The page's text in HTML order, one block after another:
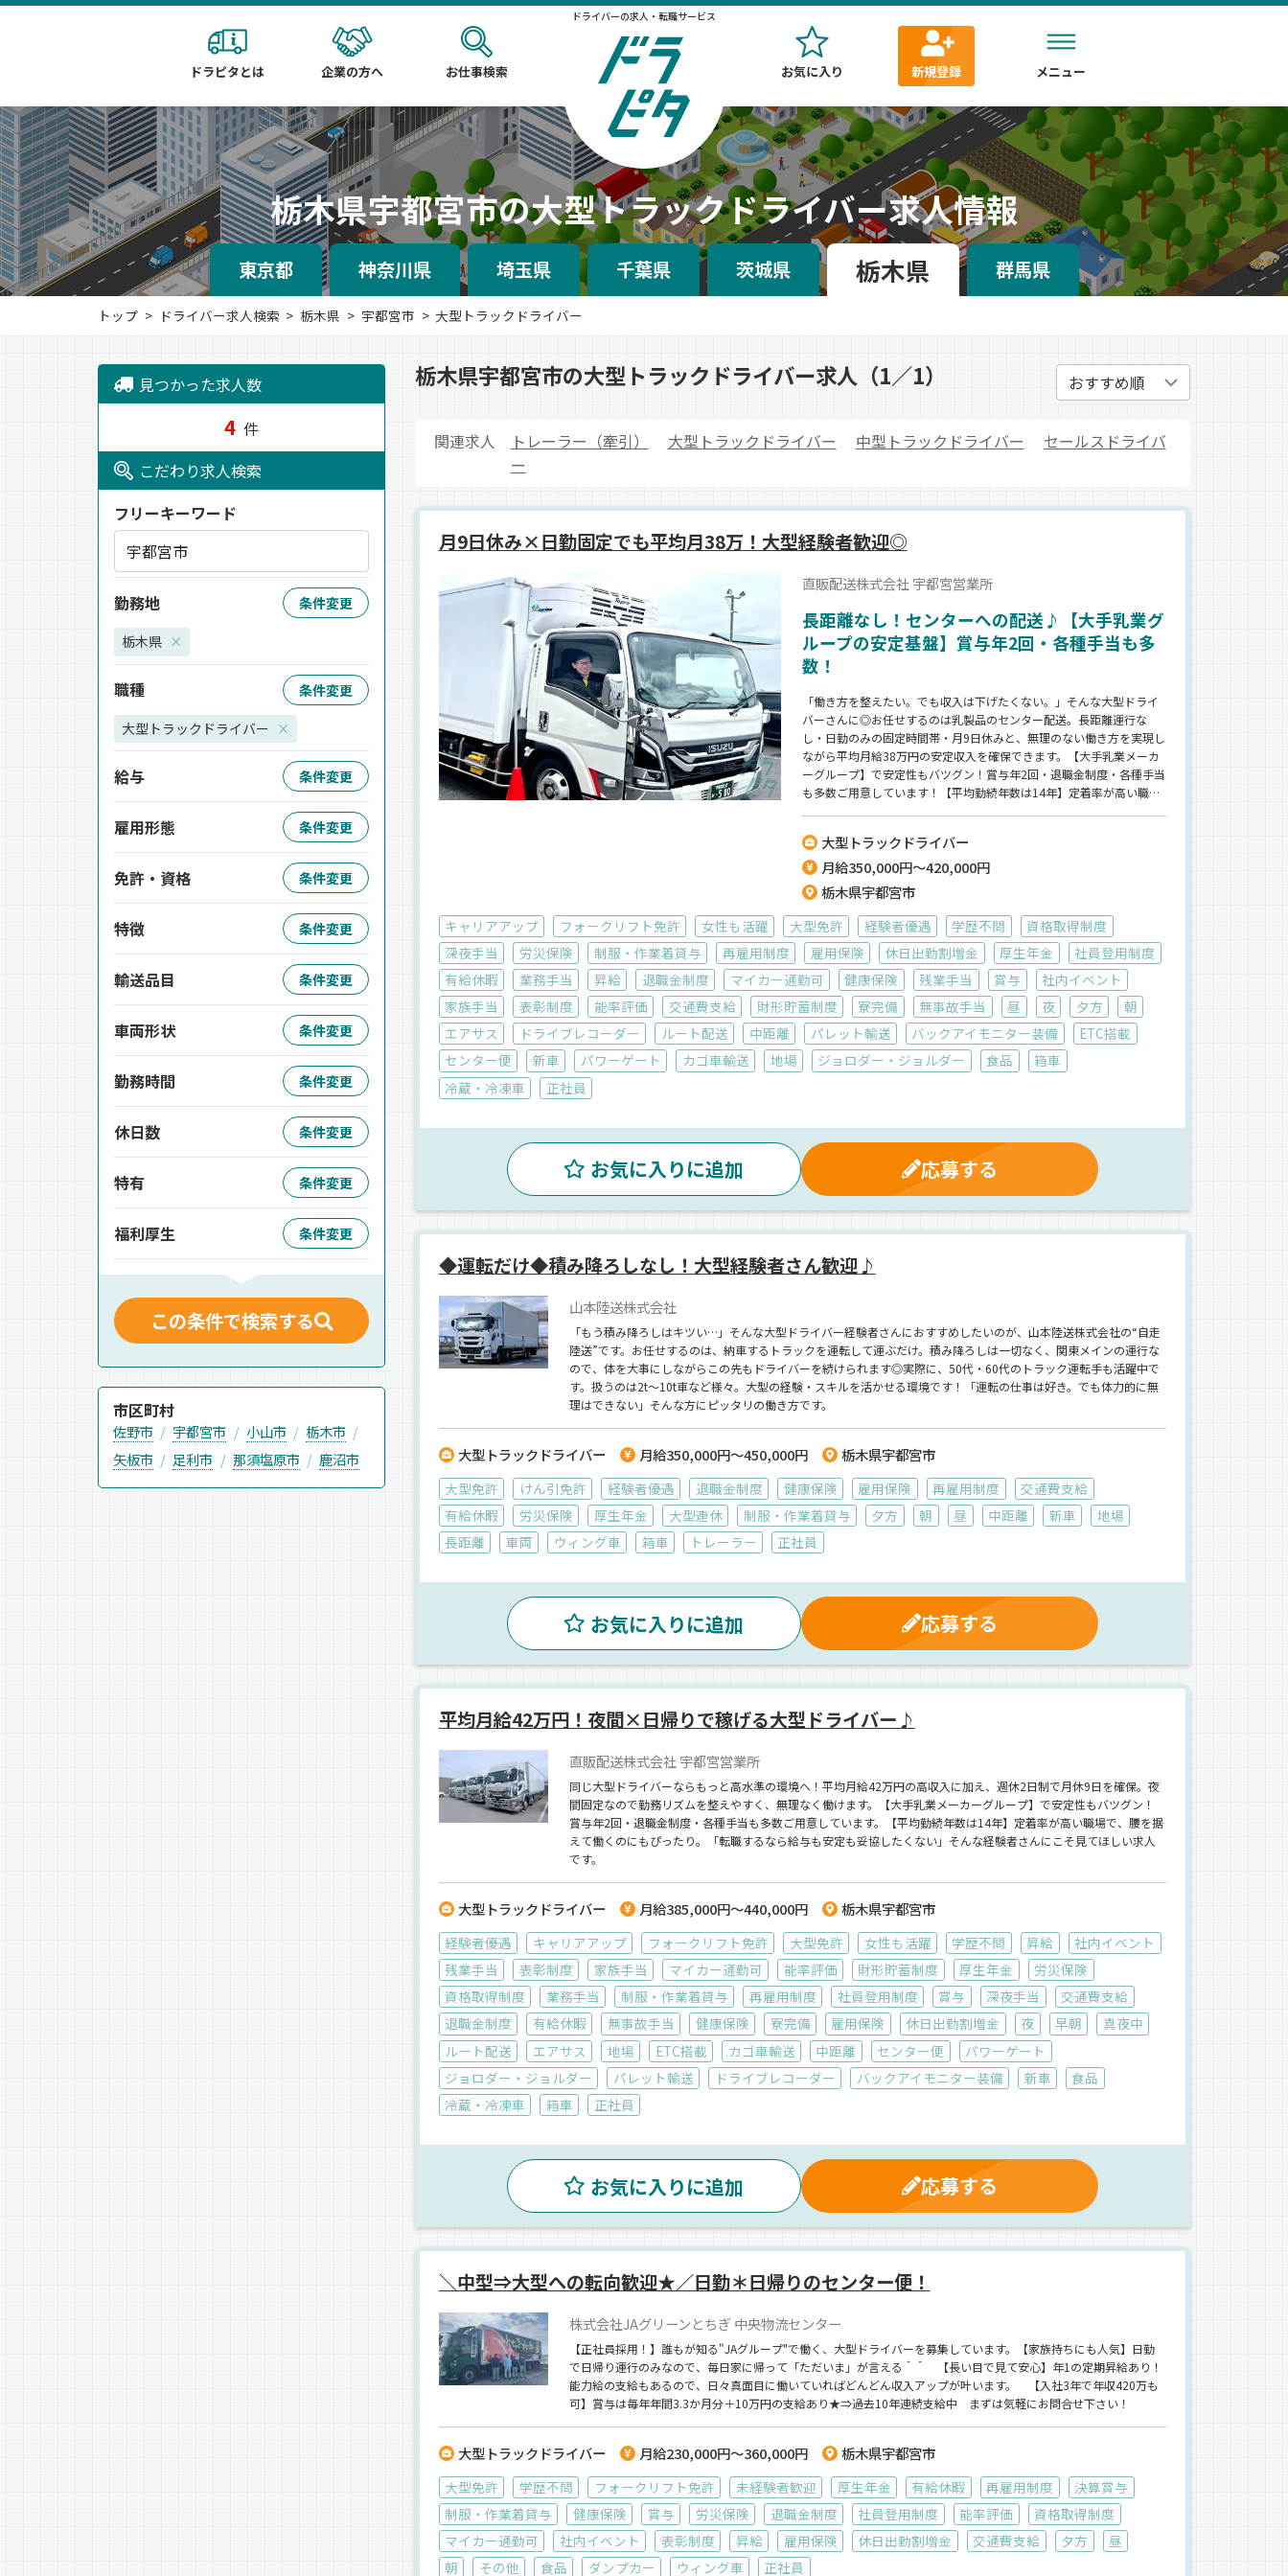
ドライバーの求人・転職サービス
ドラピタとは 企業の方へ お仕事検索 お気に入り 新規登録 メニュー
栃木県宇都宮市の大型トラックドライバー求人情報
東京都 神奈川県 埼玉県 千葉県 茨城県 栃木県 群馬県
トップ ドライバー求人検索 栃木県 宇都宮市 大型トラックドライバー
栃木県宇都宮市の大型トラックドライバー求人（1／1）
関連求人 トレーラー（牽引） 大型トラックドライバー 中型トラックドライバー
セールスドライバ
ー
月9日休み×日勤固定でも平均月38万！大型経験者歓迎◎
直販配送株式会社 宇都宮営業所
長距離なし！センターへの配送♪【大手乳業グ
ループの安定基盤】賞与年2回・各種手当も多
数！
「働き方を整えたい。でも収入は下げたくない。」そんな大型ドライ
バーさんに◎お任せするのは乳製品のセンター配送。長距離運行な
し・日勤のみの固定時間帯・月9日休みと、無理のない働き方を実現し
ながら平均月給38万円の安定収入を確保できます。【大手乳業メーカ
ーグループ】で安定性もバツグン！賞与年2回・退職金制度・各種手当
も多数ご用意しています！【平均勤続年数は14年】定着率が高い職場
大型トラックドライバー
月給350,000円～420,000円
栃木県宇都宮市
キャリアアップ フォークリフト免許 女性も活躍 大型免許 経験者優遇 学歴不問
資格取得制度
深夜手当
労災保険 制服・作業着貸与 再雇用制度 雇用保険 休日出勤割増金 厚生年金
社員登用制度
有給休暇
業務手当 昇給 退職金制度 マイカー通勤可 健康保険 残業手当 賞与
社内イベント
家族手当
表彰制度 能率評価 交通費支給 財形貯蓄制度 寮完備 無事故手当 昼 夜 夕方
朝
エアサス
ドライブレコーダー ルート配送 中距離 パレット輸送 バックアイモニター装備
ETC搭載
センター便
新車 パワーゲート カゴ車輸送 地場 ジョロダー・ジョルダー 食品
箱車
冷蔵・冷凍車
正社員
お気に入りに追加 応募する
◆運転だけ◆積み降ろしなし！大型経験者さん歓迎♪
山本陸送株式会社
「もう積み降ろしはキツい…」そんな大型ドライバー経験者さんにおすすめしたいのが、山本陸送株式会社の“自走
陸送”です。お任せするのは、納車するトラックを運転して運ぶだけ。積み降ろしは一切なく、関東メインの運行な
ので、体を大事にしながらこの先もドライバーを続けられます◎実際に、50代・60代のトラック運転手も活躍中で
す。扱うのは2t～10t車など様々。大型の経験・スキルを活かせる環境です！「運転の仕事は好き。でも体力的に無
理はできない」そんな方にピッタリの働き方です。
大型トラックドライバー 月給350,000円～450,000円 栃木県宇都宮市
大型免許 けん引免許 経験者優遇 退職金制度 健康保険 雇用保険 再雇用制度
交通費支給
有給休暇
労災保険 厚生年金 大型連休 制服・作業着貸与 夕方 朝 昼 中距離 新車
地場
長距離
車両 ウィング車 箱車 トレーラー 正社員
お気に入りに追加 応募する
平均月給42万円！夜間×日帰りで稼げる大型ドライバー♪
直販配送株式会社 宇都宮営業所
同じ大型ドライバーならもっと高水準の環境へ！平均月給42万円の高収入に加え、週休2日制で月休9日を確保。夜
間固定なので勤務リズムを整えやすく、無理なく働けます。【大手乳業メーカーグループ】で安定性もバツグン！
賞与年2回・退職金制度・各種手当も多数ご用意しています。【平均勤続年数は14年】定着率が高い職場で、腰を据
えて働くのにもぴったり。「転職するなら給与も安定も妥協したくない」そんな経験者さんにこそ見てほしい求人
です。
大型トラックドライバー 月給385,000円～440,000円 栃木県宇都宮市
経験者優遇 キャリアアップ フォークリフト免許 大型免許 女性も活躍 学歴不問 昇給
社内イベント
残業手当
表彰制度 家族手当 マイカー通勤可 能率評価 財形貯蓄制度 厚生年金
労災保険
資格取得制度
業務手当 制服・作業着貸与 再雇用制度 社員登用制度 賞与 深夜手当
交通費支給
退職金制度
有給休暇 無事故手当 健康保険 寮完備 雇用保険 休日出勤割増金 夜 早朝
真夜中
ルート配送
エアサス 地場 ETC搭載 カゴ車輸送 中距離 センター便
パワーゲート
ジョロダー・ジョルダー
パレット輸送 ドライブレコーダー バックアイモニター装備 新車
食品
冷蔵・冷凍車
箱車 正社員
お気に入りに追加 応募する
＼中型⇒大型への転向歓迎★／日勤＊日帰りのセンター便！
株式会社JAグリーンとちぎ 中央物流センター
【正社員採用！】誰もが知る"JAグループ"で働く、大型ドライバーを募集しています。【家族持ちにも人気】日勤
で日帰り運行のみなので、毎日家に帰って「ただいま」が言える＾＾ 【長い目で見て安心】年1の定期昇給あり！
能力給の支給もあるので、日々真面目に働いていればどんどん収入アップが叶います。 【入社3年で年収420万も
可】賞与は毎年年間3.3か月分＋10万円の支給あり★⇒過去10年連続支給中 まずは気軽にお問合せ下さい！
大型トラックドライバー 月給230,000円～360,000円 栃木県宇都宮市
大型免許 学歴不問 フォークリフト免許 未経験者歓迎 厚生年金 有給休暇 再雇用制度
決算賞与
制服・作業着貸与
健康保険 賞与 労災保険 退職金制度 社員登用制度 能率評価
資格取得制度
マイカー通勤可
社内イベント 表彰制度 昇給 雇用保険 休日出勤割増金 交通費支給 夕方
昼
朝
その他 食品 ダンプカー ウィング車 正社員
見つかった求人数
4 件
こだわり求人検索
フリーキーワード
勤務地 条件変更
栃木県 ×
職種 条件変更
大型トラックドライバー ×
給与 条件変更
雇用形態 条件変更
免許・資格 条件変更
特徴 条件変更
輸送品目 条件変更
車両形状 条件変更
勤務時間 条件変更
休日数 条件変更
特有 条件変更
福利厚生 条件変更
この条件で検索する
市区町村
佐野市 宇都宮市 小山市
栃木市
矢板市
足利市 那須塩原市 鹿沼市